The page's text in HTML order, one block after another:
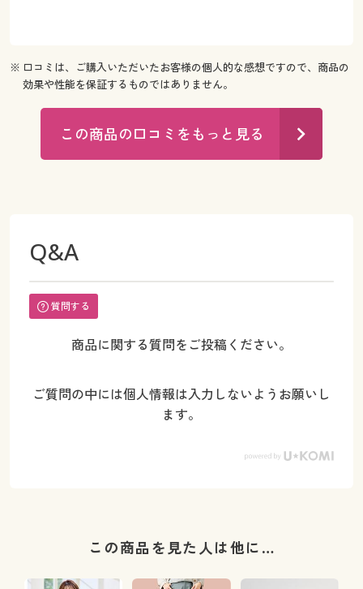
※ 口コミは、ご購入いただいたお客様の個人的な感想ですので、商品の
効果や性能を保証するものではありません。
この商品の口コミをもっと見る
Q&A
質問する
商品に関する質問をご投稿ください。
ご質問の中には個人情報は入力しないようお願いし
ます。
この商品を見た人は他に…